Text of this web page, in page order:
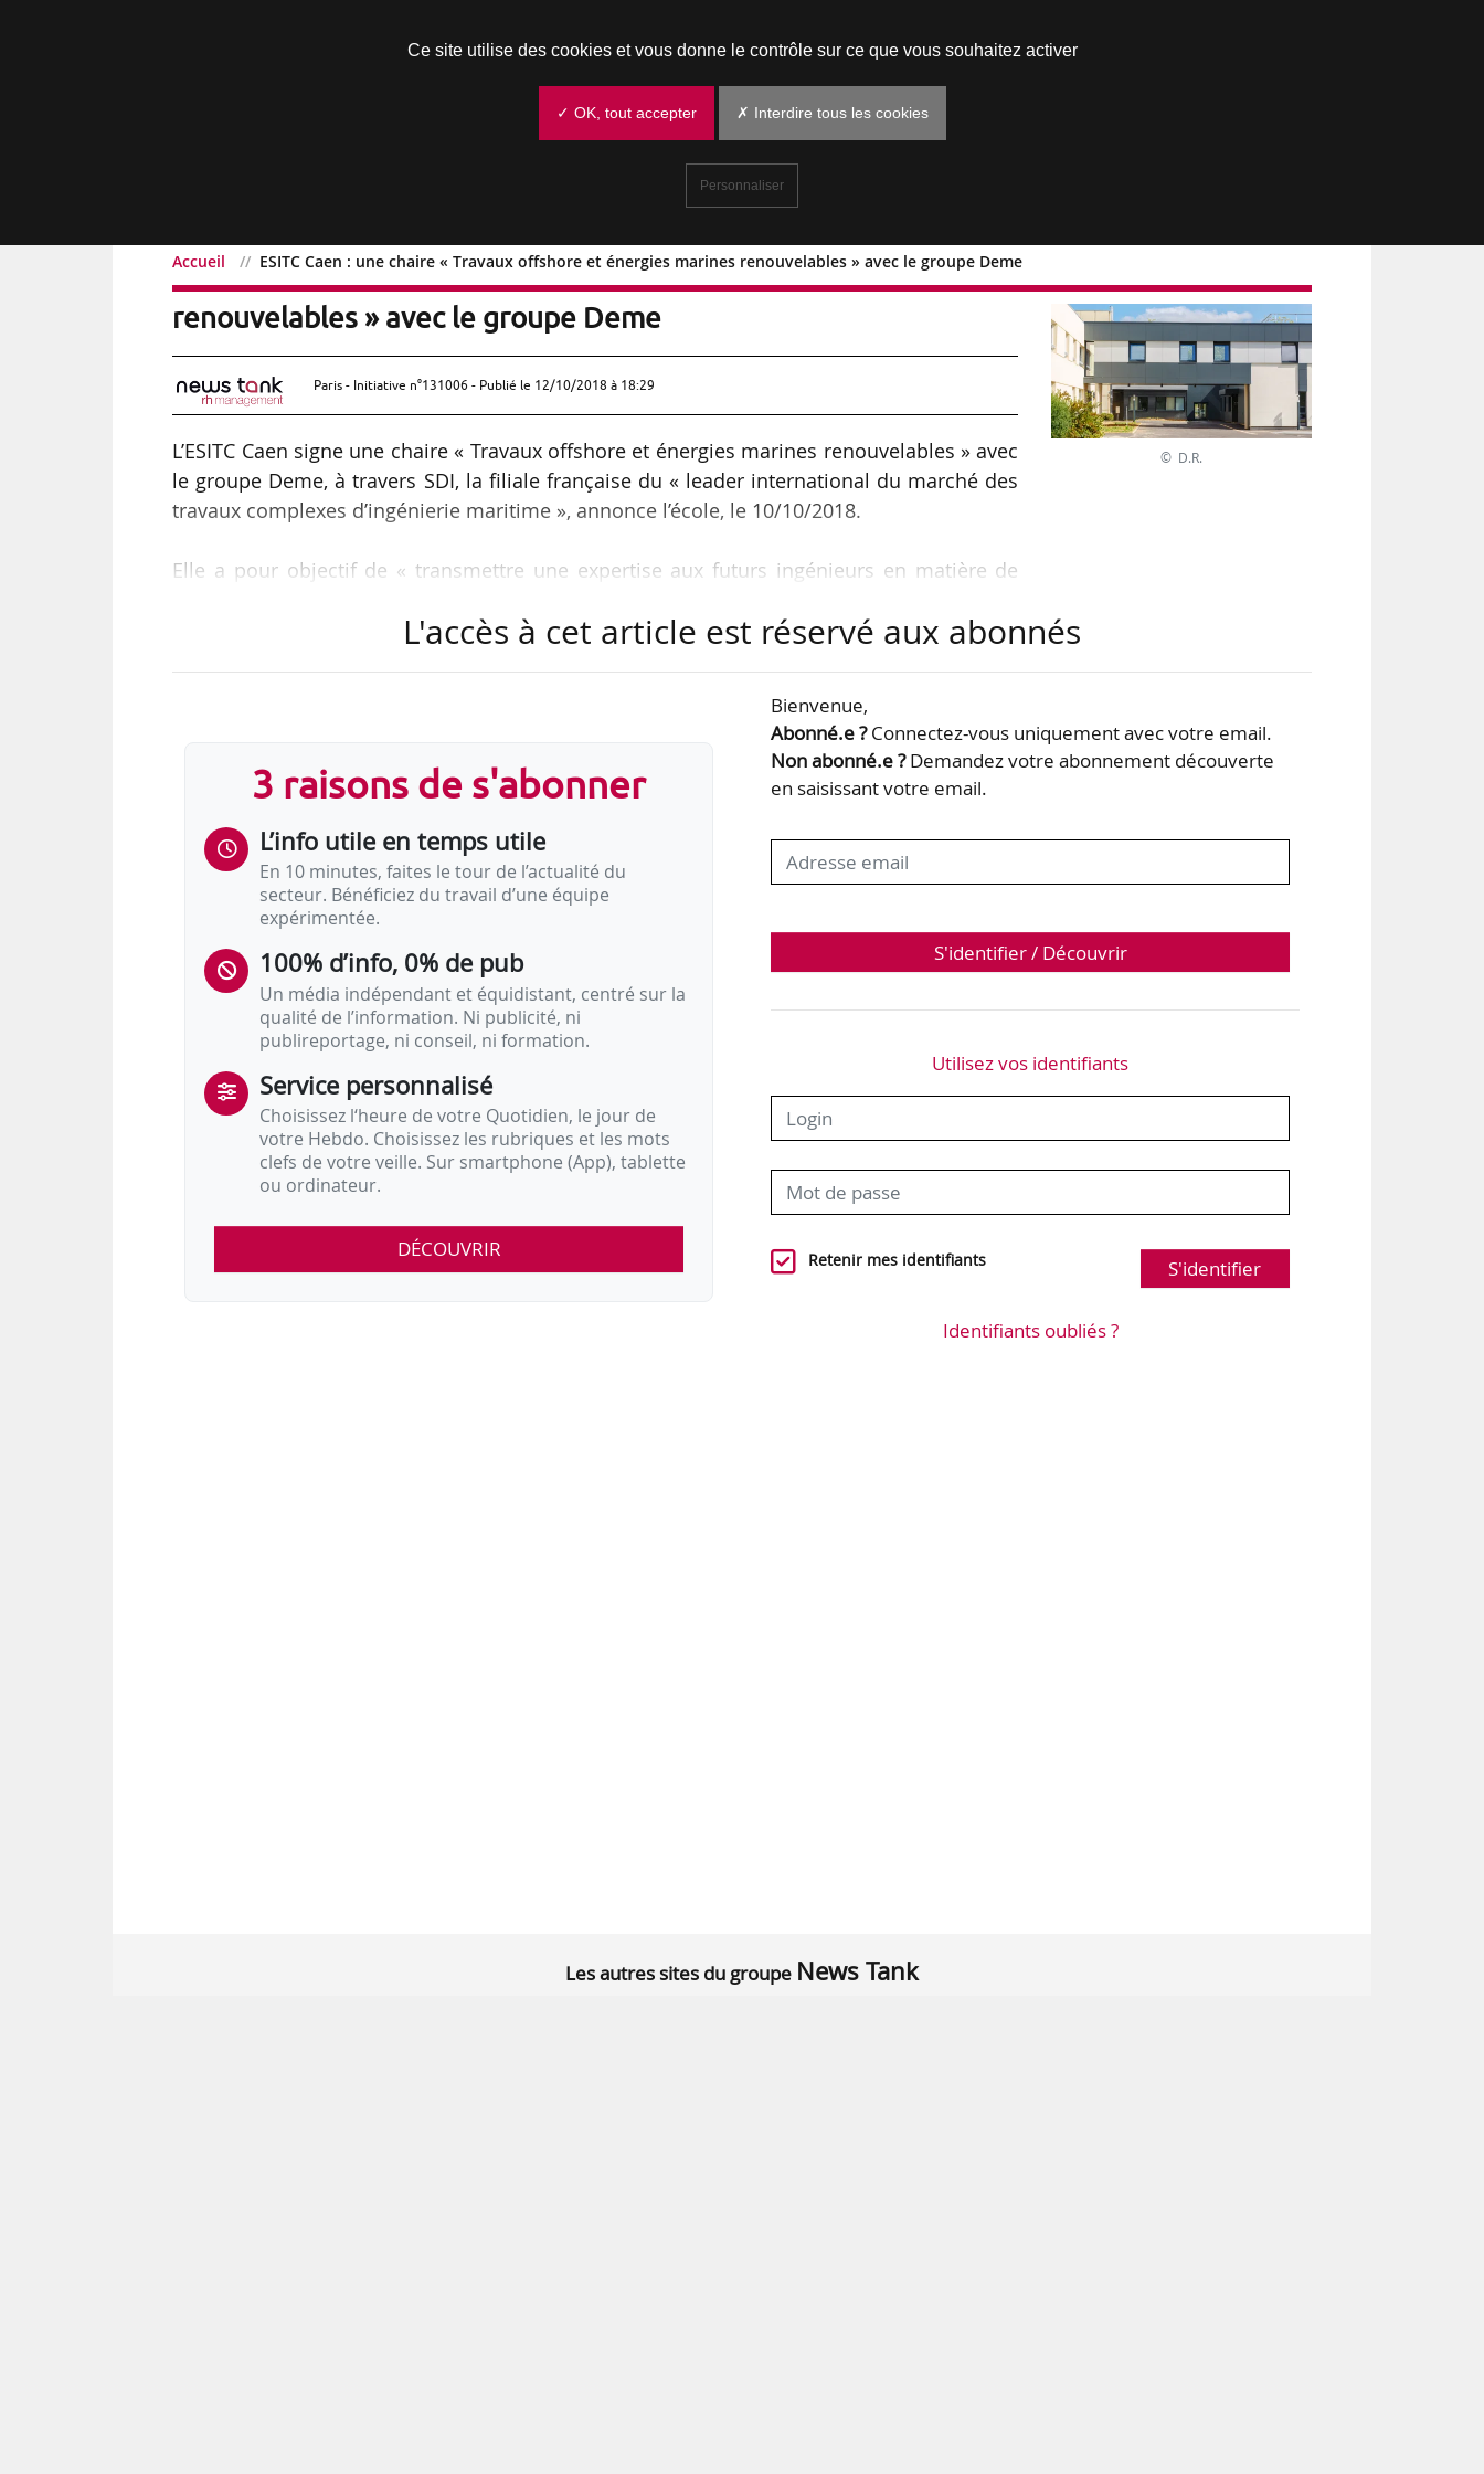
Accueil ESITC Caen : une chaire « Travaux offshore et énergies marines renouvelables » avec le groupe Deme
ESITC Caen : une chaire « Travaux offshore et énergies marines
renouvelables » avec le groupe Deme
Paris - Initiative n°131006 - Publié le 12/10/2018 à 18:29
L’ESITC Caen signe une chaire « Travaux offshore et énergies marines renouvelables » avec
le groupe Deme, à travers SDI, la filiale française du « leader international du marché des
travaux complexes d’ingénierie maritime », annonce l’école, le 10/10/2018.
Elle a pour objectif de « transmettre une expertise aux futurs ingénieurs en matière de
de la transition énergétique. »
• le groupe interviendra dans les activités de formation de l’école (durant le workshop des
énergies marines renouvelables et dans le mastère spécialisé sur les énergies marines) ;
© D.R.
L'accès à cet article est réservé aux abonnés
3 raisons de s'abonner
L’info utile en temps utile
En 10 minutes, faites le tour de l’actualité du
secteur. Bénéficiez du travail d’une équipe
expérimentée.
100% d’info, 0% de pub
Un média indépendant et équidistant, centré sur la
qualité de l’information. Ni publicité, ni
publireportage, ni conseil, ni formation.
Service personnalisé
Choisissez l‘heure de votre Quotidien, le jour de
votre Hebdo. Choisissez les rubriques et les mots
clefs de votre veille. Sur smartphone (App), tablette
ou ordinateur.
DÉCOUVRIR
Bienvenue,
Abonné.e ?Connectez-vous uniquement avec votre email.
Non abonné.e ?Demandez votre abonnement découverte
en saisissant votre email.
S'identifier / Découvrir
Utilisez vos identifiants
Retenir mes identifiants S'identifier
Identifiants oubliés ?
Les autres sites du groupe News Tank
Ce site utilise des cookies et vous donne le contrôle sur ce que vous souhaitez activer
✓ OK, tout accepter ✗ Interdire tous les cookies
Personnaliser